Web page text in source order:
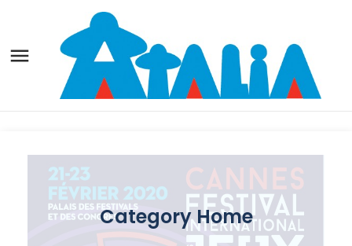

Category Home